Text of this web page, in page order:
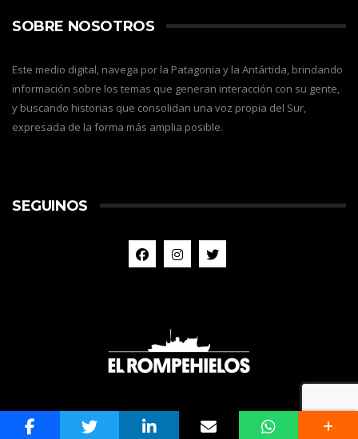
SOBRE NOSOTROS
Este medio digital, navega por la Patagonia y la Antártida, brindando
información sobre los temas que generan interacción con su gente,
y buscando historias que consolidan una voz propia del Sur,
expresada de la forma más amplia posible.
SEGUINOS